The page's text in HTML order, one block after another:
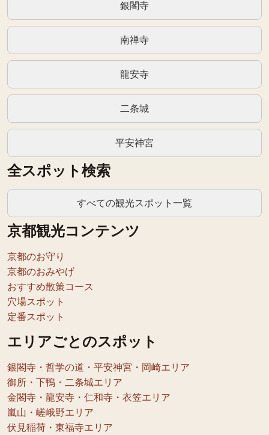
銀閣寺
南禅寺
龍安寺
二条城
平安神宮
全スポット検索
すべての観光スポット一覧
京都観光コンテンツ
京都のお守り
京都のおみやげ
おすすめ散策コース
穴場スポット
定番スポット
エリアごとのスポット
銀閣寺・哲学の道・平安神宮・岡崎エリア
御所・下鴨・二条城エリア
金閣寺・龍安寺・仁和寺・衣笠エリア
嵐山・嵯峨野エリア
伏見稲荷・東福寺エリア